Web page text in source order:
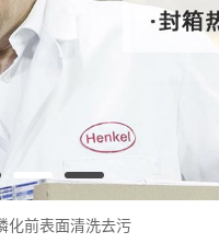
化前表面清洗去污